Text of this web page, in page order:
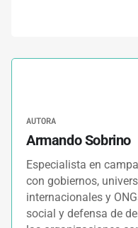
Análisis de
3. GUÍAS
Reconociendo el
4. GUÍAS 15 MINUTOS
Despliegue
AUTORA
Armando Sobrino
Especialista en
con gobiernos,
internacionales y
social y defensa de